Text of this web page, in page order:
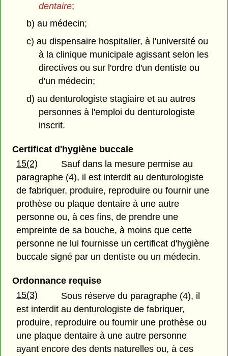
dentaire;
b) au médecin;
c) au dispensaire hospitalier, à l'université ou
à la clinique municipale agissant selon les
directives ou sur l'ordre d'un dentiste ou
d'un médecin;
d) au denturologiste stagiaire et au autres
personnes à l'emploi du denturologiste
inscrit.
Certificat d'hygiène buccale
15(2)
Sauf dans la mesure permise au
paragraphe (4), il est interdit au denturologiste
de fabriquer, produire, reproduire ou fournir une
prothèse ou plaque dentaire à une autre
personne ou, à ces fins, de prendre une
empreinte de sa bouche, à moins que cette
personne ne lui fournisse un certificat d'hygiène
buccale signé par un dentiste ou un médecin.
Ordonnance requise
15(3)
Sous réserve du paragraphe (4), il
est interdit au denturologiste de fabriquer,
produire, reproduire ou fournir une prothèse ou
une plaque dentaire à une autre personne
ayant encore des dents naturelles ou, à ces